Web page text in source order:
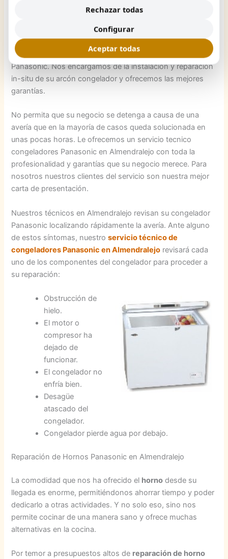
en un tiempo record. Nuestro servicio
unos tiempos de contestación de primer nivel con la
garantía de ser un servicio técnico autorizado en
Almendralejo para el fabricante de congeladores
Panasonic. Nos encargamos de la instalación y reparación
in-situ de su arcón congelador y ofrecemos las mejores
garantías.
No permita que su negocio se detenga a causa de una
avería que en la mayoría de casos queda solucionada en
unas pocas horas. Le ofrecemos un servicio tecnico
congeladores Panasonic en Almendralejo con toda la
profesionalidad y garantías que su negocio merece. Para
nosotros nuestros clientes del servicio son nuestra mejor
carta de presentación.
Nuestros técnicos en Almendralejo revisan su congelador
Panasonic localizando rápidamente la avería. Ante alguno
de estos síntomas, nuestroservicio técnico de
congeladores Panasonic en Almendralejo revisará cada
uno de los componentes del congelador para proceder a
su reparación:
Obstrucción de
hielo.
El motor o
compresor ha
dejado de
funcionar.
El congelador no
enfría bien.
Desagüe
atascado del
congelador.
Congelador pierde agua por debajo.
Reparación de Hornos Panasonic en Almendralejo
La comodidad que nos ha ofrecido el horno desde su
llegada es enorme, permitiéndonos ahorrar tiempo y poder
dedicarlo a otras actividades. Y no solo eso, sino nos
permite cocinar de una manera sano y ofrece muchas
alternativas en la cocina.
Por temor a presupuestos altos de reparación de horno
Rechazar todas
Configurar
Aceptar todas